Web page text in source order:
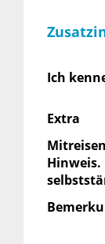
Ich
Extra